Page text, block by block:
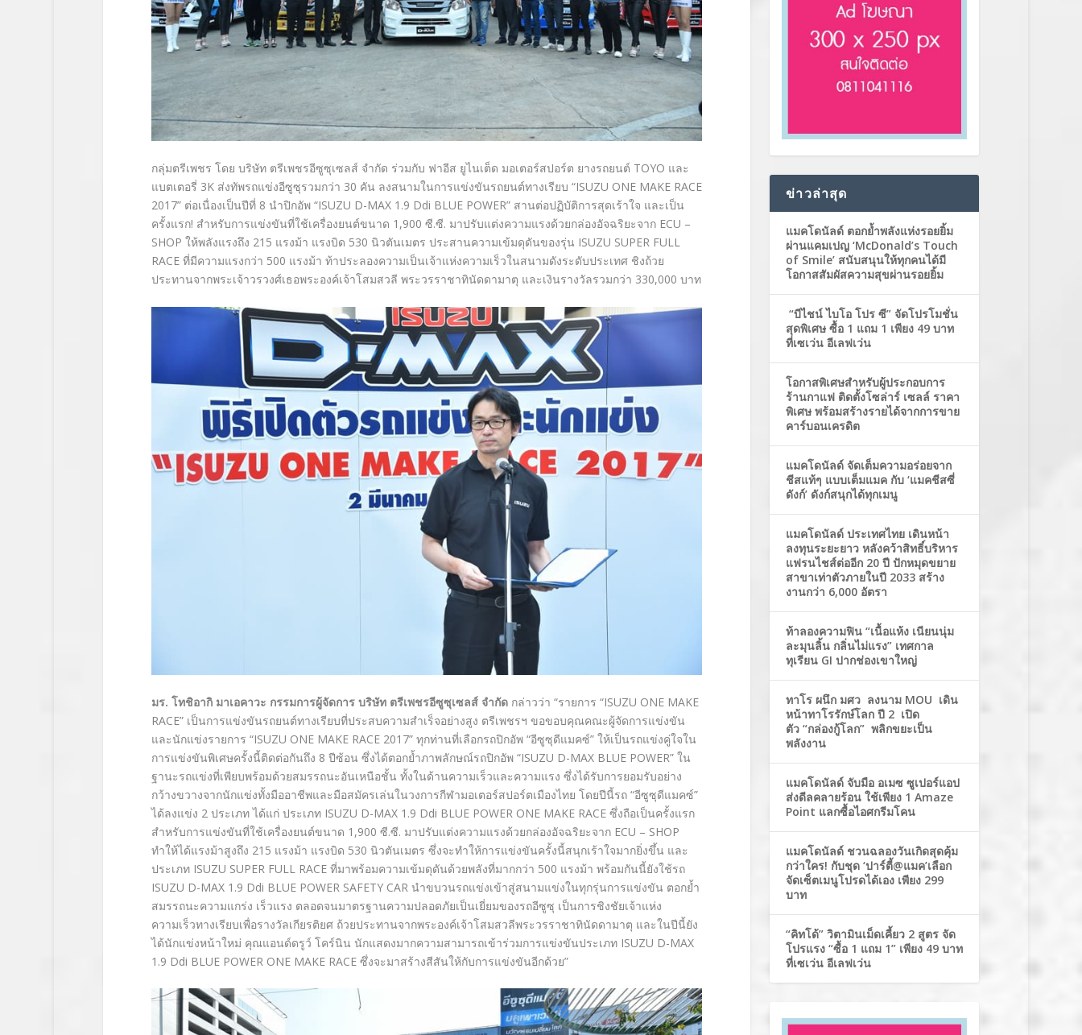
กลุ่มตรีเพชร โดย บริษัท ตรีเพชรอีซูซุเซลส์ จำกัด ร่วมกับ ฟาอีส ยูไนเต็ด มอเตอร์สปอร์ต ยางรถยนต์ TOYO และ
แบตเตอรี่ 3K ส่งทัพรถแข่งอีซูซุรวมกว่า 30 คัน ลงสนามในการแข่งขันรถยนต์ทางเรียบ “ISUZU ONE MAKE RACE
2017” ต่อเนื่องเป็นปีที่ 8 นำปิกอัพ “ISUZU D-MAX 1.9 Ddi BLUE POWER” สานต่อปฏิบัติการสุดเร้าใจ และเป็น
ครั้งแรก! สำหรับการแข่งขันที่ใช้เครื่องยนต์ขนาด 1,900 ซี.ซี. มาปรับแต่งความแรงด้วยกล่องอัจฉริยะจาก ECU –
SHOP ให้พลังแรงถึง 215 แรงม้า แรงบิด 530 นิวตันเมตร ประสานความเข้มดุดันของรุ่น ISUZU SUPER FULL
RACE ที่มีความแรงกว่า 500 แรงม้า ท้าประลองความเป็นเจ้าแห่งความเร็วในสนามดังระดับประเทศ ชิงถ้วย
ประทานจากพระเจ้าวรวงศ์เธอพระองค์เจ้าโสมสวลี พระวรราชาทินัดดามาตุ และเงินรางวัลรวมกว่า 330,000 บาท
มร. โทชิอากิ มาเอคาวะ กรรมการผู้จัดการ บริษัท ตรีเพชรอีซูซุเซลส์ จำกัดกล่าวว่า “รายการ “ISUZU ONE MAKE
RACE” เป็นการแข่งขันรถยนต์ทางเรียบที่ประสบความสำเร็จอย่างสูง ตรีเพชรฯ ขอขอบคุณคณะผู้จัดการแข่งขัน
และนักแข่งรายการ “ISUZU ONE MAKE RACE 2017” ทุกท่านที่เลือกรถปิกอัพ “อีซูซุดีแมคซ์” ให้เป็นรถแข่งคู่ใจใน
การแข่งขันพิเศษครั้งนี้ติดต่อกันถึง 8 ปีซ้อน ซึ่งได้ตอกย้ำภาพลักษณ์รถปิกอัพ “ISUZU D-MAX BLUE POWER” ใน
ฐานะรถแข่งที่เพียบพร้อมด้วยสมรรถนะอันเหนือชั้น ทั้งในด้านความเร็วและความแรง ซึ่งได้รับการยอมรับอย่าง
กว้างขวางจากนักแข่งทั้งมืออาชีพและมือสมัครเล่นในวงการกีฬามอเตอร์สปอร์ตเมืองไทย โดยปีนี้รถ “อีซูซุดีแมคซ์”
ได้ลงแข่ง 2 ประเภท ได้แก่ ประเภท ISUZU D-MAX 1.9 Ddi BLUE POWER ONE MAKE RACE ซึ่งถือเป็นครั้งแรก
สำหรับการแข่งขันที่ใช้เครื่องยนต์ขนาด 1,900 ซี.ซี. มาปรับแต่งความแรงด้วยกล่องอัจฉริยะจาก ECU – SHOP
ทำให้ได้แรงม้าสูงถึง 215 แรงม้า แรงบิด 530 นิวตันเมตร ซึ่งจะทำให้การแข่งขันครั้งนี้สนุกเร้าใจมากยิ่งขึ้น และ
ประเภท ISUZU SUPER FULL RACE ที่มาพร้อมความเข้มดุดันด้วยพลังที่มากกว่า 500 แรงม้า พร้อมกันนี้ยังใช้รถ
ISUZU D-MAX 1.9 Ddi BLUE POWER SAFETY CAR นำขบวนรถแข่งเข้าสู่สนามแข่งในทุกรุ่นการแข่งขัน ตอกย้ำ
สมรรถนะความแกร่ง เร็วแรง ตลอดจนมาตรฐานความปลอดภัยเป็นเยี่ยมของรถอีซูซุ เป็นการชิงชัยเจ้าแห่ง
ความเร็วทางเรียบเพื่อรางวัลเกียรติยศ ถ้วยประทานจากพระองค์เจ้าโสมสวลีพระวรราชาทินัดดามาตุ และในปีนี้ยัง
ได้นักแข่งหน้าใหม่ คุณแอนด์ดรูว์ โคร์นิน นักแสดงมากความสามารถเข้าร่วมการแข่งขันประเภท ISUZU D-MAX
1.9 Ddi BLUE POWER ONE MAKE RACE ซึ่งจะมาสร้างสีสันให้กับการแข่งขันอีกด้วย”
ข่าวล่าสุด
แมคโดนัลด์ ตอกย้ำพลังแห่งรอยยิ้ม
ผ่านแคมเปญ ‘McDonald’s Touch
of Smile’ สนับสนุนให้ทุกคนได้มี
โอกาสสัมผัสความสุขผ่านรอยยิ้ม
“บีไชน์ ไบโอ โปร ซี” จัดโปรโมชั่น
สุดพิเศษ ซื้อ 1 แถม 1 เพียง 49 บาท
ที่เซเว่น อีเลฟเว่น
โอกาสพิเศษสำหรับผู้ประกอบการ
ร้านกาแฟ ติดตั้งโซล่าร์ เซลล์ ราคา
พิเศษ พร้อมสร้างรายได้จากการขาย
คาร์บอนเครดิต
แมคโดนัลด์ จัดเต็มความอร่อยจาก
ชีสแท้ๆ แบบเต็มแมค กับ ‘แมคชีสซี่
ดังก์’ ดังก์สนุกได้ทุกเมนู
แมคโดนัลด์ ประเทศไทย เดินหน้า
ลงทุนระยะยาว หลังคว้าสิทธิ์บริหาร
แฟรนไชส์ต่ออีก 20 ปี ปักหมุดขยาย
สาขาเท่าตัวภายในปี 2033 สร้าง
งานกว่า 6,000 อัตรา
ท้าลองความฟิน “เนื้อแห้ง เนียนนุ่ม
ละมุนลิ้น กลิ่นไม่แรง” เทศกาล
ทุเรียน GI ปากช่องเขาใหญ่
ทาโร ผนึก มศว ลงนาม MOU เดิน
หน้าทาโรรักษ์โลก ปี 2 เปิด
ตัว “กล่องกู้โลก” พลิกขยะเป็น
พลังงาน
แมคโดนัลด์ จับมือ อเมซ ซูเปอร์แอป
ส่งดีลคลายร้อน ใช้เพียง 1 Amaze
Point แลกซื้อไอศกรีมโคน
แมคโดนัลด์ ชวนฉลองวันเกิดสุดคุ้ม
กว่าใคร! กับชุด ‘ปาร์ตี้@แมค’เลือก
จัดเซ็ตเมนูโปรดได้เอง เพียง 299
บาท
“คิทโด้” วิตามินเม็ดเคี้ยว 2 สูตร จัด
โปรแรง “ซื้อ 1 แถม 1” เพียง 49 บาท
ที่เซเว่น อีเลฟเว่น